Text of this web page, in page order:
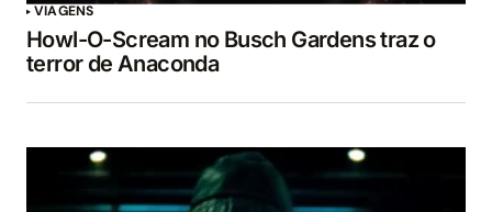
VIAGENS
Howl-O-Scream no Busch Gardens traz o
terror de Anaconda